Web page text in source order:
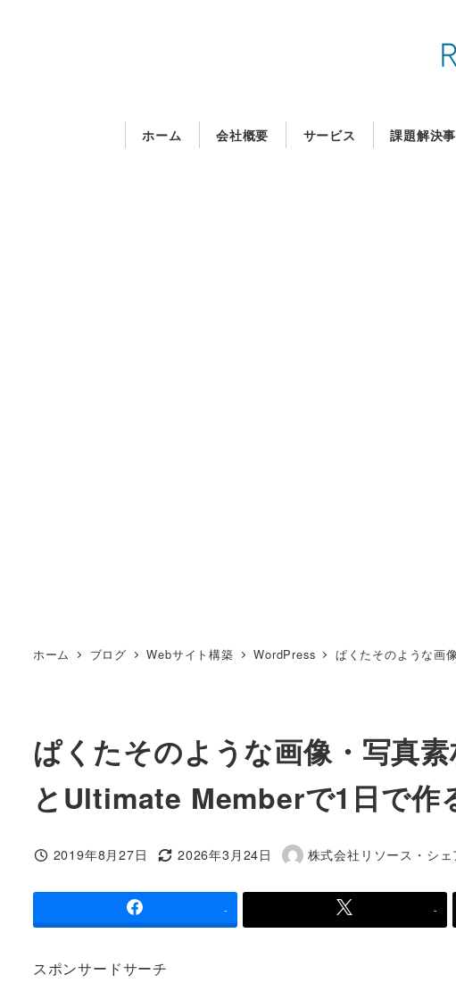
ホーム 会社概要 サービス 課題解決
ホーム ブログ Webサイト構築 WordPress ぱくたそのような画
ぱくたそのような画像・写真
とUltimate Memberで1日で作
投稿日
2019年8月27日
更新日
2026年3月24日
著
株式会社リソース・シ
- -
スポンサードサーチ